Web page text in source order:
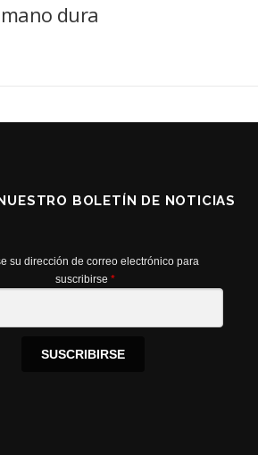
dura
BOLETÍN DE NOTICIAS
su dirección de correo electrónico para
suscribirse *
SUSCRIBIRSE